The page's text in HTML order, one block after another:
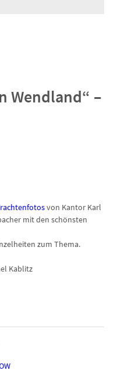
Wendland“ –
von Kantor Karl
mit den schönsten
zum Thema.
Kablitz